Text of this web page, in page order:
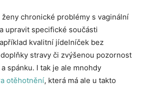
chronické problémy s vaginální
upravit specifické součásti
kvalitní jídelníček bez
stravy či zvýšenou pozornost
spánku. I tak je ale mnohdy
otěhotnění, která má ale u takto